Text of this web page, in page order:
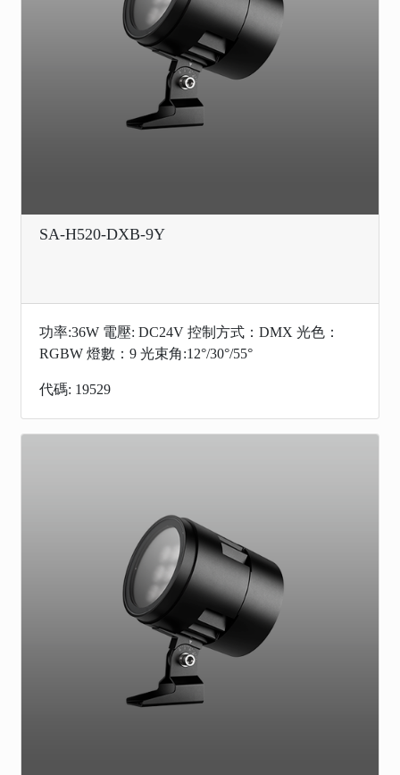
SA-H520-DXB-9Y
功率:36W 電壓: DC24V 控制方式：DMX 光色：
RGBW 燈數：9 光束角:12°/30°/55°
代碼: 19529